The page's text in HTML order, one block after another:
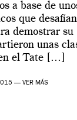
a base de
que
demostrar su
unas
el Tate […]
— VER MÁS